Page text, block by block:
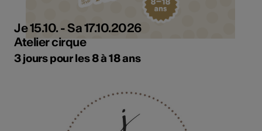
Je 15.10. - Sa 17.10.2026
Atelier cirque
3 jours pour les 8 à 18 ans